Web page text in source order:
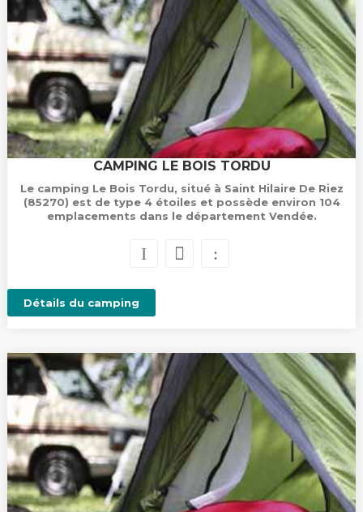
CAMPING LE BOIS TORDU
Le camping Le Bois Tordu, situé à Saint Hilaire De Riez
(85270) est de type 4 étoiles et possède environ 104
emplacements dans le département Vendée.
Détails du camping